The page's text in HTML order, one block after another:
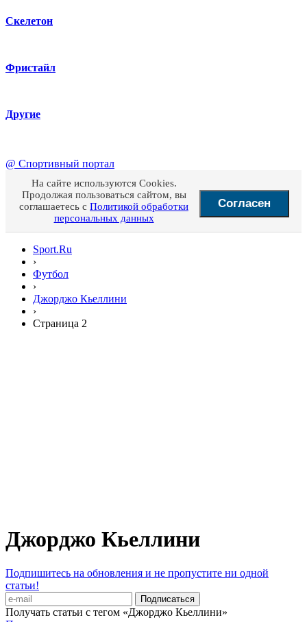
Скелетон
Фристайл
Другие
@ Спортивный портал
На сайте используются Cookies.
Продолжая пользоваться сайтом, вы
соглашаетесь с Политикой обработки
персональных данных
Согласен
Sport.Ru
›
Футбол
›
Джорджо Кьеллини
›
Страница 2
Джорджо Кьеллини
Подпишитесь на обновления и не пропустите ни одной
статьи!
Получать статьи с тегом «Джорджо Кьеллини»